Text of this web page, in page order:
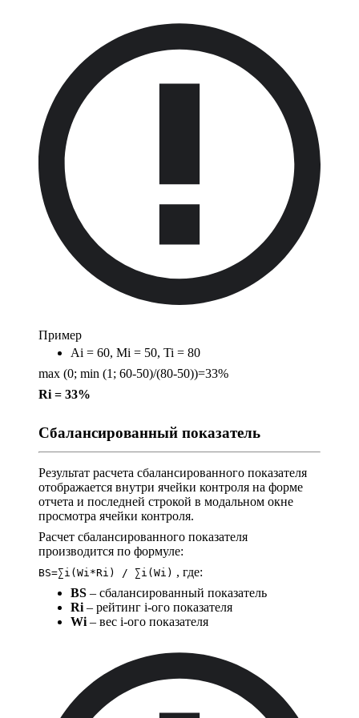
Пример
Ai = 60, Mi = 50, Ti = 80
max (0; min (1; 60-50)/(80-50))=33%
Ri = 33%
Сбалансированный показатель
Результат расчета сбалансированного показателя
отображается внутри ячейки контроля на форме
отчета и последней строкой в модальном окне
просмотра ячейки контроля.
Расчет сбалансированного показателя
производится по формуле:
BS=∑i(Wi*Ri) / ∑i(Wi) , где:
BS – сбалансированный показатель
Ri – рейтинг i-ого показателя
Wi – вес i-ого показателя